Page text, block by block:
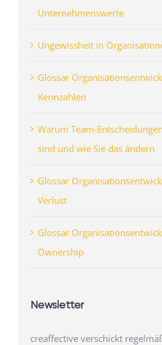
Unternehmenswerte
Ungewissheit in
Glossar
Kennzahlen
Warum Team-
sind und wie Sie das ändern
Glossar
Verlust
Glossar
Ownership
Newsletter
creaffective verschickt